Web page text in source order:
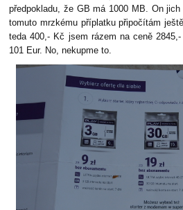
předpokladu, že GB má 1000 MB. On
tomuto mrzkému příplatku připočítám
teda 400,- Kč jsem rázem na ceně
101 Eur. No, nekupme to.